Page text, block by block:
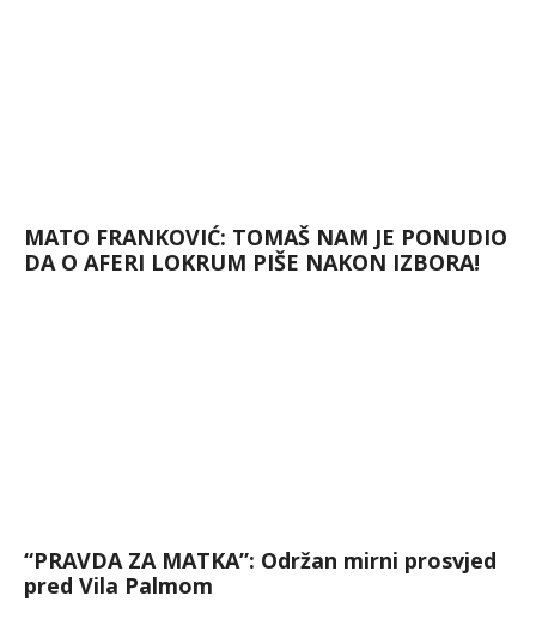
MATO FRANKOVIĆ: TOMAŠ NAM JE PONUDIO
DA O AFERI LOKRUM PIŠE NAKON IZBORA!
“PRAVDA ZA MATKA”: Održan mirni prosvjed
pred Vila Palmom